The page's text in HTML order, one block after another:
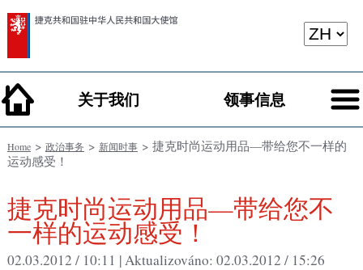
关于我们 领事信息
Home> 政治事务 > 新闻时事> 捷克时尚运动用品—带给您不一样的
运动感受！
捷克时尚运动用品—带给您不
一样的运动感受！
02.03.2012 / 10:11 |Aktualizováno: 02.03.2012 / 15:26